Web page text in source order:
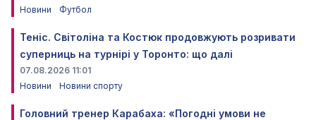
Новини
Футбол
Теніс. Світоліна та Костюк продовжують розривати
суперниць на турнірі у Торонто: що далі
07.08.2026 11:01
Новини
Новини спорту
Головний тренер Карабаха: «Погодні умови не